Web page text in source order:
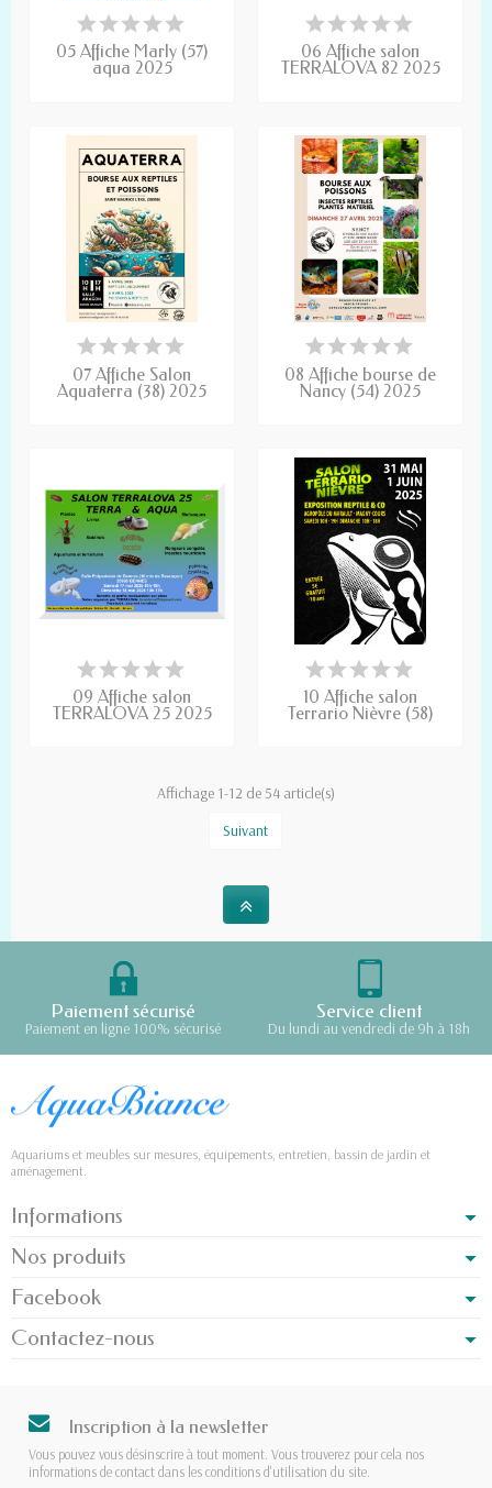
05 Affiche Marly (57)
aqua 2025
06 Affiche salon
TERRALOVA 82 2025
07 Affiche Salon
Aquaterra (38) 2025
08 Affiche bourse de
Nancy (54) 2025
09 Affiche salon
TERRALOVA 25 2025
10 Affiche salon
Terrario Nièvre (58)
Affichage 1-12 de 54 article(s)
Suivant
Paiement sécurisé
Paiement en ligne 100% sécurisé
Service client
Du lundi au vendredi de 9h à 18h
Aquariums et meubles sur mesures, équipements, entretien, bassin de jardin et
aménagement.
Informations
Nos produits
Facebook
Contactez-nous
Inscription à la newsletter
Vous pouvez vous désinscrire à tout moment. Vous trouverez pour cela nos
informations de contact dans les conditions d'utilisation du site.